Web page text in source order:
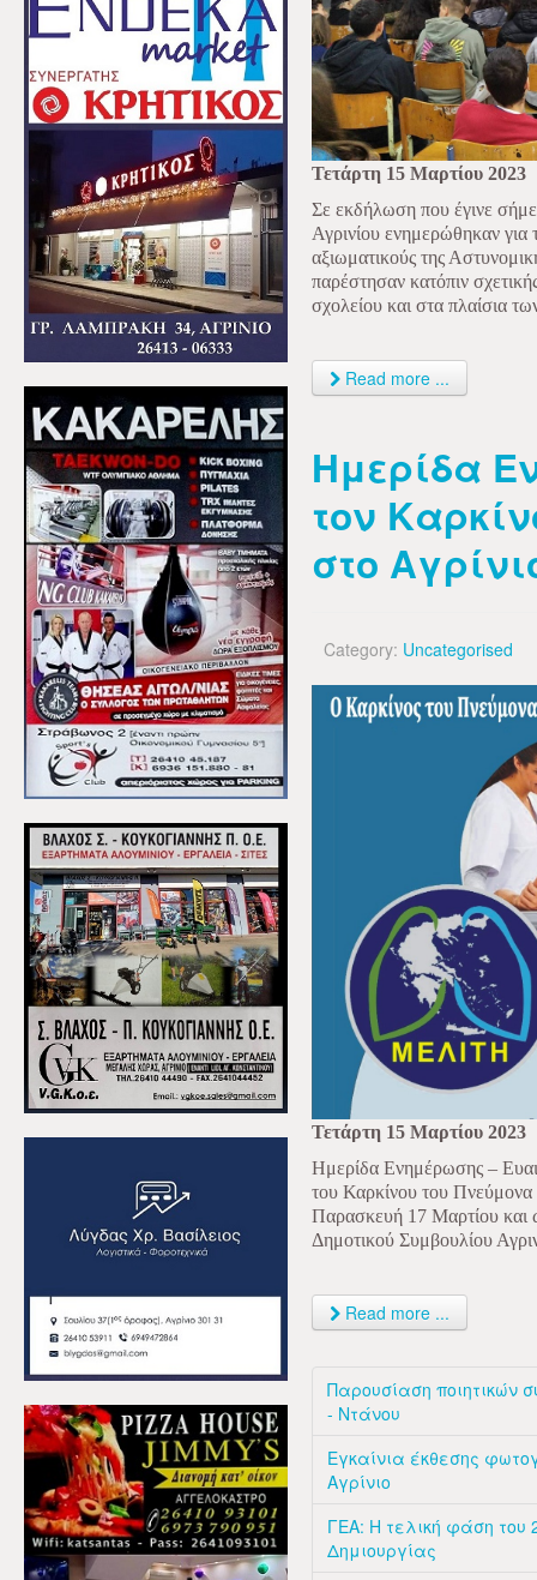
Τετάρτη 15 Μαρτίου 2023
Σε εκδήλωση που έγινε
Αγρινίου ενημερώθηκαν
αξιωματικούς της
παρέστησαν κατόπιν
σχολείου και στα πλαίσια
Read more ...
Ημερίδα
τον
στο
Category: Uncategorised
Τετάρτη 15 Μαρτίου 2023
Ημερίδα Ενημέρωσης –
του Καρκίνου του
Παρασκευή 17 Μαρτίου και
Δημοτικού Συμβουλίου
Read more ...
Παρουσίαση ποιητικών
- Ντάνου
Εγκαίνια έκθεσης
Αγρίνιο
ΓΕΑ: Η τελική φάση του
Δημιουργίας